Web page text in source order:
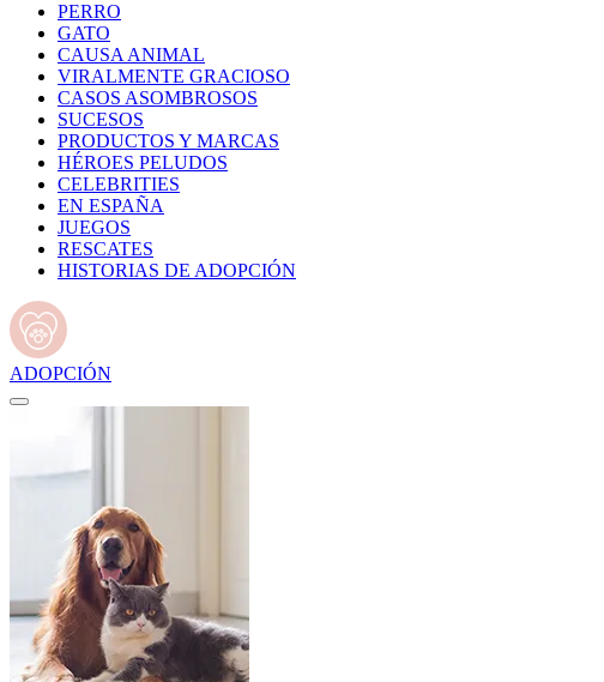
PERRO
GATO
CAUSA ANIMAL
VIRALMENTE GRACIOSO
CASOS ASOMBROSOS
SUCESOS
PRODUCTOS Y MARCAS
HÉROES PELUDOS
CELEBRITIES
EN ESPAÑA
JUEGOS
RESCATES
HISTORIAS DE ADOPCIÓN
ADOPCIÓN